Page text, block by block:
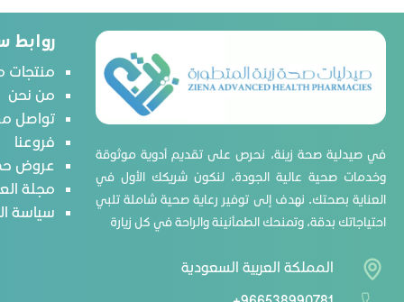
ليدي ميل
نوفالاك
نورالاك
غارنييه
بيجن
تريسمي
في صيدلية صحة زينة، نحرص على تقديم أدوية موثوقة
وخدمات صحية عالية الجودة، لنكون شريكك الأول في
العناية بصحتك. نهدف إلى توفير رعاية صحية شاملة تلبي
احتياجاتك بدقة، وتمنحك الطمأنينة والراحة في كل زيارة
المملكة العربية السعودية
روابط
منتجات
من نحن
تواصل
فروعنا
عروض
مجلة
سياسة